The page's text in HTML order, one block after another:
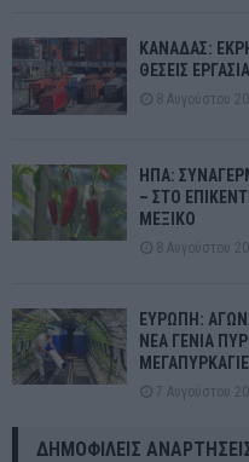
ΚΑΝΑΔΑΣ:
ΘΕΣΕΙΣ
8 Αυγούστου
ΗΠΑ:
– ΣΤΟ
ΜΕΞΙΚΟ
8 Αυγούστου
ΕΥΡΩΠΗ:
ΝΕΑ ΓΕΝΙΑ
7 Αυγούστου
ΔΗΜΟΦΙΛΕΊΣ